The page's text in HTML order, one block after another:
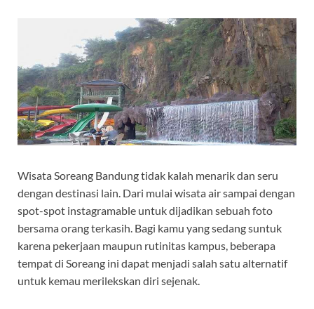
Wisata Soreang Bandung tidak kalah menarik dan seru
dengan destinasi lain. Dari mulai wisata air sampai dengan
spot-spot instagramable untuk dijadikan sebuah foto
bersama orang terkasih. Bagi kamu yang sedang suntuk
karena pekerjaan maupun rutinitas kampus, beberapa
tempat di Soreang ini dapat menjadi salah satu alternatif
untuk kemau merilekskan diri sejenak.